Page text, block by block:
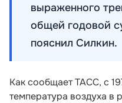
выраженного
общей годовой
пояснил Силкин.
Как сообщает ТАСС, с
температура воздуха в